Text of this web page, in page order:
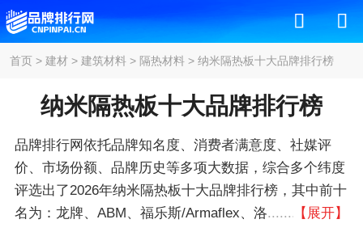
首页 > 建材> 建筑材料> 隔热材料> 纳米隔热板十大品牌排行榜
纳米隔热板十大品牌排行榜
品牌排行网依托品牌知名度、消费者满意度、社媒评
价、市场份额、品牌历史等多项大数据，综合多个纬度
评选出了2026年纳米隔热板十大品牌排行榜，其中前十
名为：龙牌、ABM、福乐斯/Armaflex、洛科
【展开】